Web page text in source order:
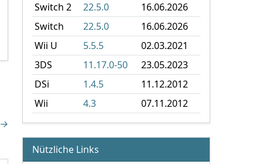
→
Switch 2
22.5.0
16.06.2026
Switch
22.5.0
16.06.2026
Wii U
5.5.5
02.03.2021
3DS
11.17.0-50
23.05.2023
DSi
1.4.5
11.12.2012
Wii
4.3 07.11.2012
Nützliche Links